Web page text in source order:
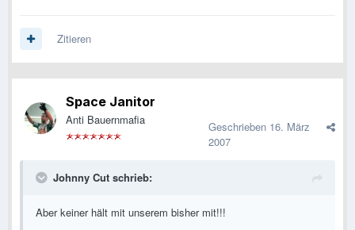
Zitieren
Space Janitor
Anti Bauernmafia Geschrieben 16. März
2007
Johnny Cut schrieb:
Aber keiner hält mit unserem bisher mit!!!